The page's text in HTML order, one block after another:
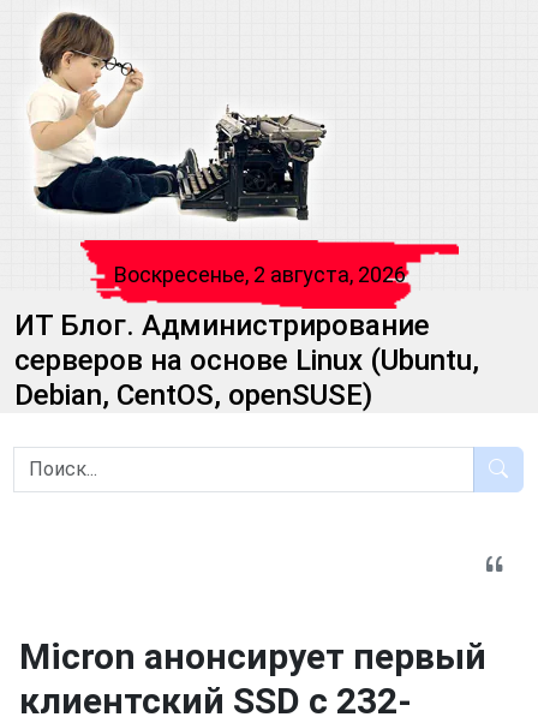
Воскресенье, 2 августа, 2026
ИТ Блог. Администрирование
серверов на основе Linux (Ubuntu,
Debian, CentOS, openSUSE)
Micron анонсирует первый
клиентский SSD с 232-